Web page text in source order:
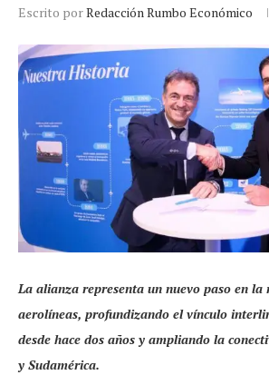
Escrito porRedacción Rumbo Económico
La alianza representa un nuevo paso en la
aerolíneas, profundizando el vínculo
desde hace dos años y ampliando la
y Sudamérica.